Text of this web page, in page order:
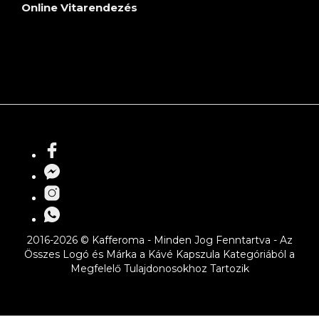
Online Vitarendezés
2016-2026 © Kafferoma - Minden Jog Fenntartva - Az
Összes Logó és Márka a Kávé Kapszula Kategóriából a
Megfelelő Tulajdonosokhoz Tartozik